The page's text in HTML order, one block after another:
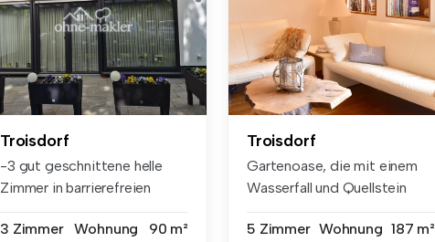
Troisdorf
-3 gut geschnittene helle
Zimmer in barrierefreien
3 Zimmer
Wohnung 90 m²
Troisdorf
Gartenoase, die mit einem
Wasserfall und Quellstein
5 Zimmer Wohnung 187 m²